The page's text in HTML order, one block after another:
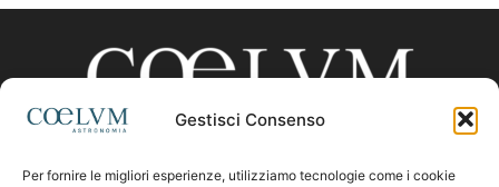
Gestisci Consenso
Per fornire le migliori esperienze, utilizziamo tecnologie come i cookie